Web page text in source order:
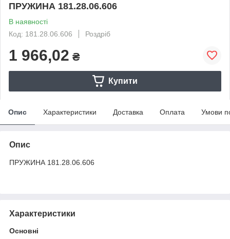
ПРУЖИНА 181.28.06.606
В наявності
Код: 181.28.06.606
Роздріб
1 966,02 ₴
Купити
Опис Характеристики Доставка Оплата Умови
Опис
ПРУЖИНА 181.28.06.606
Характеристики
Основні